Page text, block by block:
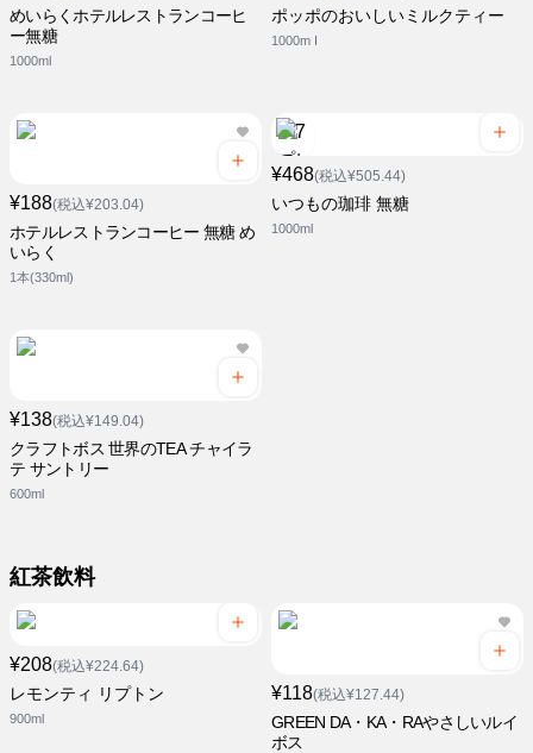
めいらくホテルレストランコーヒ
ー無糖
1000ml
ポッポのおいしいミルクティー
1000m I
¥188(税込¥203.04)
ホテルレストランコーヒー 無糖 め
いらく
1本(330ml)
¥468(税込¥505.44)
いつもの珈琲 無糖
1000ml
¥138(税込¥149.04)
クラフトボス 世界のTEA チャイラ
テ サントリー
600ml
紅茶飲料
¥208(税込¥224.64)
レモンティ リプトン
900ml
¥118(税込¥127.44)
GREEN DA・KA・RAやさしいルイ
ボス